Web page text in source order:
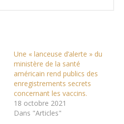
Une « lanceuse d’alerte » du
ministère de la santé
américain rend publics des
enregistrements secrets
concernant les vaccins.
18 octobre 2021
Dans "Articles"